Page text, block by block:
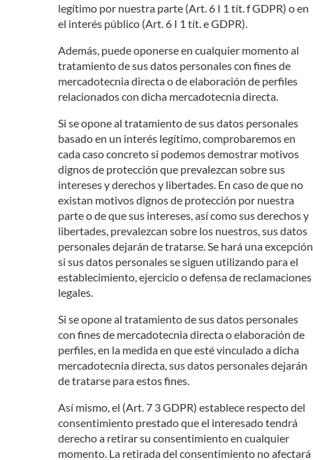
legítimo por nuestra parte (Art. 6 I 1 tít. f GDPR) o en
el interés público (Art. 6 I 1 tít. e GDPR).
Además, puede oponerse en cualquier momento al
tratamiento de sus datos personales con fines de
mercadotecnia directa o de elaboración de perfiles
relacionados con dicha mercadotecnia directa.
Si se opone al tratamiento de sus datos personales
basado en un interés legítimo, comprobaremos en
cada caso concreto si podemos demostrar motivos
dignos de protección que prevalezcan sobre sus
intereses y derechos y libertades. En caso de que no
existan motivos dignos de protección por nuestra
parte o de que sus intereses, así como sus derechos y
libertades, prevalezcan sobre los nuestros, sus datos
personales dejarán de tratarse. Se hará una excepción
si sus datos personales se siguen utilizando para el
establecimiento, ejercicio o defensa de reclamaciones
legales.
Si se opone al tratamiento de sus datos personales
con fines de mercadotecnia directa o elaboración de
perfiles, en la medida en que esté vinculado a dicha
mercadotecnia directa, sus datos personales dejarán
de tratarse para estos fines.
Así mismo, el (Art. 7 3 GDPR) establece respecto del
consentimiento prestado que el interesado tendrá
derecho a retirar su consentimiento en cualquier
momento. La retirada del consentimiento no afectará